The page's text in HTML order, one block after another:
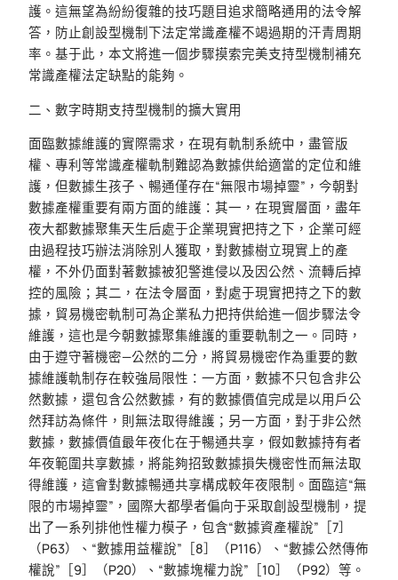
護。這無望為紛紛復雜的技巧題目追求簡略通用的法令解
答，防止創設型機制下法定常識產權不竭過期的汗青周期
率。基于此，本文將進一個步驟摸索完美支持型機制補充
常識產權法定缺點的能夠。
二、數字時期支持型機制的擴大實用
面臨數據維護的實際需求，在現有軌制系統中，盡管版
權、專利等常識產權軌制難認為數據供給適當的定位和維
護，但數據生孩子、暢通僅存在“無限市場掉靈”，今朝對
數據產權重要有兩方面的維護：其一，在現實層面，盡年
夜大都數據聚集天生后處于企業現實把持之下，企業可經
由過程技巧辦法消除別人獲取，對數據樹立現實上的產
權，不外仍面對著數據被犯警進侵以及因公然、流轉后掉
控的風險；其二，在法令層面，對處于現實把持之下的數
據，貿易機密軌制可為企業私力把持供給進一個步驟法令
維護，這也是今朝數據聚集維護的重要軌制之一。同時，
由于遵守著機密—公然的二分，將貿易機密作為重要的數
據維護軌制存在較強局限性：一方面，數據不只包含非公
然數據，還包含公然數據，有的數據價值完成是以用戶公
然拜訪為條件，則無法取得維護；另一方面，對于非公然
數據，數據價值最年夜化在于暢通共享，假如數據持有者
年夜範圍共享數據，將能夠招致數據損失機密性而無法取
得維護，這會對數據暢通共享構成較年夜限制。面臨這“無
限的市場掉靈”，國際大都學者偏向于采取創設型機制，提
出了一系列排他性權力模子，包含“數據資產權說”［7］
（P63）、“數據用益權說”［8］（P116）、“數據公然傳佈
權說”［9］（P20）、“數據塊權力說”［10］（P92）等。